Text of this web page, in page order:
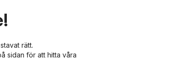
rätt.
sidan för att hitta våra